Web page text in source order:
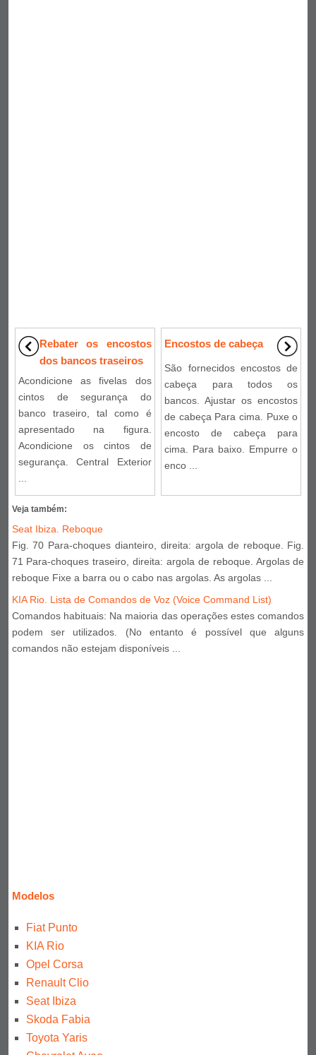
Rebater os encostos
dos bancos traseiros
Acondicione as fivelas dos
cintos de segurança do
banco traseiro, tal como é
apresentado na figura.
Acondicione os cintos de
segurança. Central Exterior
Encostos de cabeça
São fornecidos encostos de
cabeça para todos os
bancos. Ajustar os encostos
de cabeça Para cima. Puxe o
encosto de cabeça para
cima. Para baixo. Empurre o
enco ...
Veja também:
Seat Ibiza. Reboque
Fig. 70 Para-choques dianteiro, direita: argola de reboque. Fig.
71 Para-choques traseiro, direita: argola de reboque. Argolas de
reboque Fixe a barra ou o cabo nas argolas. As argolas ...
KIA Rio. Lista de Comandos de Voz (Voice Command List)
Comandos habituais: Na maioria das operações estes comandos
podem ser utilizados. (No entanto é possível que alguns
comandos não estejam disponíveis ...
Modelos
Fiat Punto
KIA Rio
Opel Corsa
Renault Clio
Seat Ibiza
Skoda Fabia
Toyota Yaris